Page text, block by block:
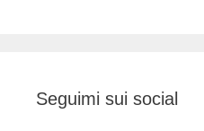
Seguimi sui social